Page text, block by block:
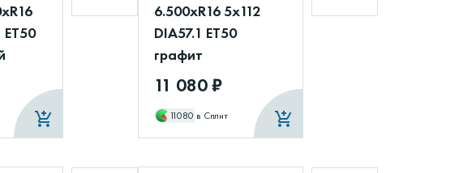
ET50
6.500xR16 5x112
DIA57.1 ET50
графит
11 080 ₽
11080 в Сплит